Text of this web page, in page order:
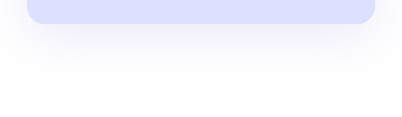
Mathematik
IB Diploma